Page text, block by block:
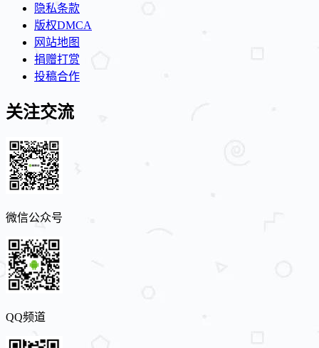
隐私条款
版权DMCA
网站地图
捐赠打赏
投稿合作
关注交流
微信公众号
QQ频道